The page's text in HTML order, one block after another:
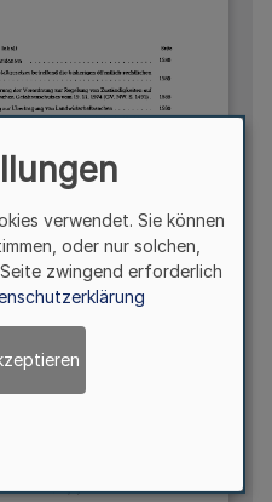
verwendet. Sie können
oder nur solchen,
zwingend erforderlich